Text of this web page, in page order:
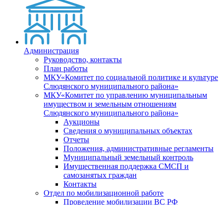
Администрация
Руководство, контакты
План работы
МКУ«Комитет по социальной политике и культуре
Слюдянского муниципального района»
МКУ«Комитет по управлению муниципальным
имуществом и земельным отношениям
Слюдянского муниципального района»
Аукционы
Сведения о муниципальных объектах
Отчеты
Положения, административные регламенты
Муниципальный земельный контроль
Имущественная поддержка СМСП и
самозанятых граждан
Контакты
Отдел по мобилизационной работе
Проведение мобилизации ВС РФ